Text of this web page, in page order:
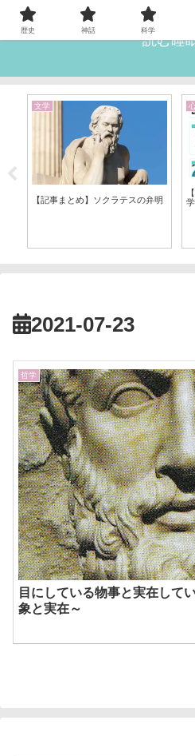
読む睡
文学
【記事まとめ】ソクラテスの弁明
2021-07-23
哲学
目にしている物事と実在して
象と実在～
歴史 神話 科学